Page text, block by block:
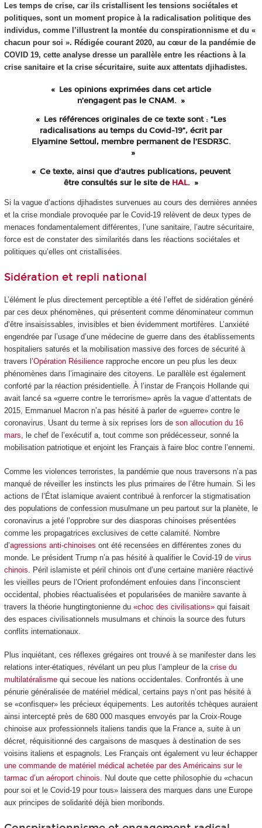
Les temps de crise, car ils cristallisent les tensions sociétales et
politiques, sont un moment propice à la radicalisation politique des
individus, comme l’illustrent la montée du conspirationnisme et du «
chacun pour soi ». Rédigée courant 2020, au cœur de la pandémie de
COVID 19, cette analyse dresse un parallèle entre les réactions à la
crise sanitaire et la crise sécuritaire, suite aux attentats djihadistes.
Les opinions exprimées dans cet article
n’engagent pas le CNAM.
Les références originales de ce texte sont : “Les
radicalisations au temps du Covid-19”, écrit par
Elyamine Settoul, membre permanent de l’ESDR3C.
Ce texte, ainsi que d’autres publications, peuvent
être consultés sur le site de HAL.
Si la vague d’actions djihadistes survenues au cours des dernières années
et la crise mondiale provoquée par le Covid-19 relèvent de deux types de
menaces fondamentalement différentes, l’une sanitaire, l’autre sécuritaire,
force est de constater des similarités dans les réactions sociétales et
politiques qu’elles ont cristallisées.
Sidération et repli national
L’élément le plus directement perceptible a été l’effet de sidération généré
par ces deux phénomènes, qui présentent comme dénominateur commun
d’être insaisissables, invisibles et bien évidemment mortifères. L’anxiété
engendrée par l’usage d’une médecine de guerre dans des établissements
hospitaliers saturés et la mobilisation massive des forces de sécurité à
travers l’Opération Résiliencerapproche encore un peu plus les deux
phénomènes dans l’imaginaire des citoyens. Le parallèle est également
conforté par la réaction présidentielle. À l’instar de François Hollande qui
avait lancé sa «guerre contre le terrorisme» après la vague d’attentats de
2015, Emmanuel Macron n’a pas hésité à parler de «guerre» contre le
coronavirus. Usant du terme à six reprises lors de son allocution du 16
mars, le chef de l’exécutif a, tout comme son prédécesseur, sonné la
mobilisation patriotique et enjoint les Français à faire bloc contre l’ennemi.
Comme les violences terroristes, la pandémie que nous traversons n’a pas
manqué de réveiller les instincts les plus primaires de l’être humain. Si les
actions de l’État islamique avaient contribué à renforcer la stigmatisation
des populations de confession musulmane un peu partout sur la planète, le
coronavirus a jeté l’opprobre sur des diasporas chinoises présentées
comme les propagatrices exclusives de cette calamité. Nombre
d’agressions anti-chinoises ont été recensées en différentes zones du
monde. Le président Trump n’a pas hésité à qualifier le Covid-19 de virus
chinois . Péril islamiste et péril chinois ont d’une certaine manière réactivé
les vieilles peurs de l’Orient profondément enfouies dans l’inconscient
occidental, phobies réactualisées et popularisées de manière savante à
travers la théorie hungtingtonienne du «choc des civilisations»qui faisait
des espaces civilisationnels musulmans et chinois la source des futurs
conflits internationaux.
Plus inquiétant, ces réflexes grégaires ont trouvé à se manifester dans les
relations inter-étatiques, révélant un peu plus l’ampleur de la crise du
multilatéralismequi secoue les nations occidentales. Confrontés à une
pénurie généralisée de matériel médical, certains pays n’ont pas hésité à
se «confisquer» les précieux équipements. Les autorités tchèques auraient
ainsi intercepté près de 680 000 masques envoyés par la Croix-Rouge
chinoise aux professionnels italiens tandis que la France a, suite à un
décret, réquisitionné des cargaisons de masques à destination de ses
voisins italiens et espagnols. Les Français ont également vu leur échapper
une commande de matériel médical achetée par des Américains sur le
tarmac d’un aéroport chinois. Nul doute que cette philosophie du «chacun
pour soi et le Covid-19 pour tous» laissera des marques dans une Europe
aux principes de solidarité déjà bien moribonds.